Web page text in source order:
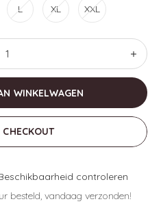
L XL XXL
WINKELWAGEN
CHECKOUT
controleren
besteld, vandaag verzonden!